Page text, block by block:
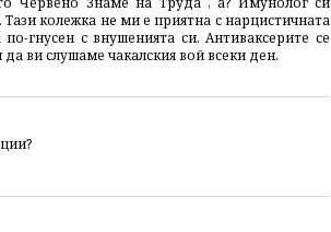
колежка не ми е приятна с нарцистичната
гнусен с внушенията си. Антиваксерите се
ви слушаме чакалския вой всеки ден.